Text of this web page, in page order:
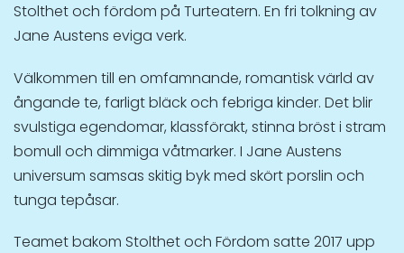
Stolthet och fördom på Turteatern. En fri tolkning av
Jane Austens eviga verk.
Välkommen till en omfamnande, romantisk värld av
ångande te, farligt bläck och febriga kinder. Det blir
svulstiga egendomar, klassförakt, stinna bröst i stram
bomull och dimmiga våtmarker. I Jane Austens
universum samsas skitig byk med skört porslin och
tunga tepåsar.
Teamet bakom Stolthet och Fördom satte 2017 upp